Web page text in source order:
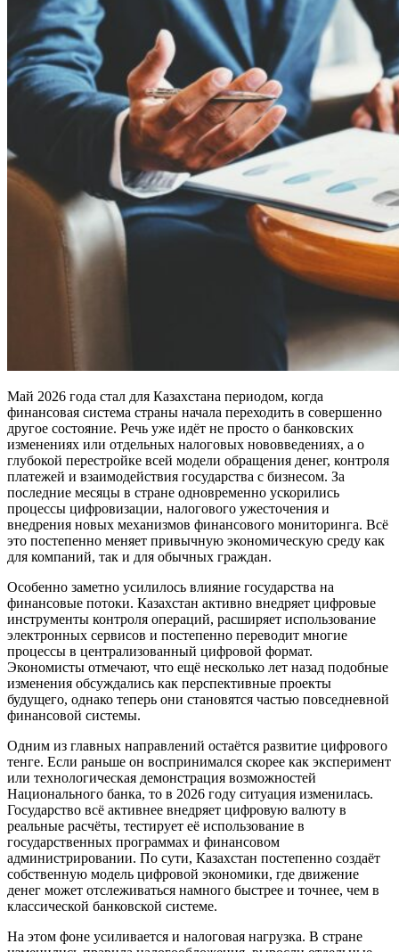
Май 2026 года стал для Казахстана периодом, когда
финансовая система страны начала переходить в совершенно
другое состояние. Речь уже идёт не просто о банковских
изменениях или отдельных налоговых нововведениях, а о
глубокой перестройке всей модели обращения денег, контроля
платежей и взаимодействия государства с бизнесом. За
последние месяцы в стране одновременно ускорились
процессы цифровизации, налогового ужесточения и
внедрения новых механизмов финансового мониторинга. Всё
это постепенно меняет привычную экономическую среду как
для компаний, так и для обычных граждан.
Особенно заметно усилилось влияние государства на
финансовые потоки. Казахстан активно внедряет цифровые
инструменты контроля операций, расширяет использование
электронных сервисов и постепенно переводит многие
процессы в централизованный цифровой формат.
Экономисты отмечают, что ещё несколько лет назад подобные
изменения обсуждались как перспективные проекты
будущего, однако теперь они становятся частью повседневной
финансовой системы.
Одним из главных направлений остаётся развитие цифрового
тенге. Если раньше он воспринимался скорее как эксперимент
или технологическая демонстрация возможностей
Национального банка, то в 2026 году ситуация изменилась.
Государство всё активнее внедряет цифровую валюту в
реальные расчёты, тестирует её использование в
государственных программах и финансовом
администрировании. По сути, Казахстан постепенно создаёт
собственную модель цифровой экономики, где движение
денег может отслеживаться намного быстрее и точнее, чем в
классической банковской системе.
На этом фоне усиливается и налоговая нагрузка. В стране